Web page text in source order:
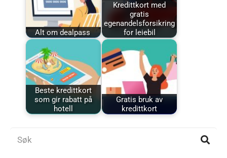
Alt om dealpass
Kredittkort med
gratis
egenandelsforsikring
for leiebil
Beste kredittkort
som gir rabatt på
hotell
Gratis bruk av
kredittkort